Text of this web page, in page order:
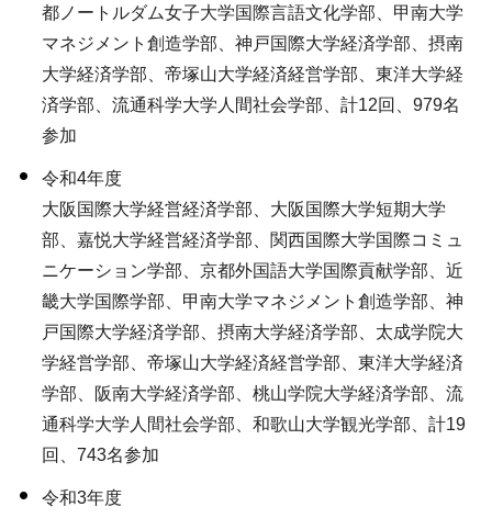
都ノートルダム女子大学国際言語文化学部、甲南大学
マネジメント創造学部、神戸国際大学経済学部、摂南
大学経済学部、帝塚山大学経済経営学部、東洋大学経
済学部、流通科学大学人間社会学部、計12回、979名
参加
令和4年度
大阪国際大学経営経済学部、大阪国際大学短期大学
部、嘉悦大学経営経済学部、関西国際大学国際コミュ
ニケーション学部、京都外国語大学国際貢献学部、近
畿大学国際学部、甲南大学マネジメント創造学部、神
戸国際大学経済学部、摂南大学経済学部、太成学院大
学経営学部、帝塚山大学経済経営学部、東洋大学経済
学部、阪南大学経済学部、桃山学院大学経済学部、流
通科学大学人間社会学部、和歌山大学観光学部、計19
回、743名参加
令和3年度